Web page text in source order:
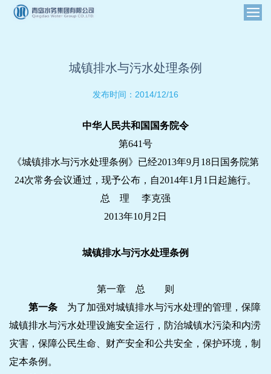
城镇排水与污水处理条例
发布时间： 2014/12/16
中华人民共和国国务院令
第641号
《城镇排水与污水处理条例》已经2013年9月18日国务院第
24次常务会议通过，现予公布，自2014年1月1日起施行。
总 理 李克强
2013年10月2日
城镇排水与污水处理条例
第一章 总 则
第一条 为了加强对城镇排水与污水处理的管理，保障
城镇排水与污水处理设施安全运行，防治城镇水污染和内涝
灾害，保障公民生命、财产安全和公共安全，保护环境，制
定本条例。